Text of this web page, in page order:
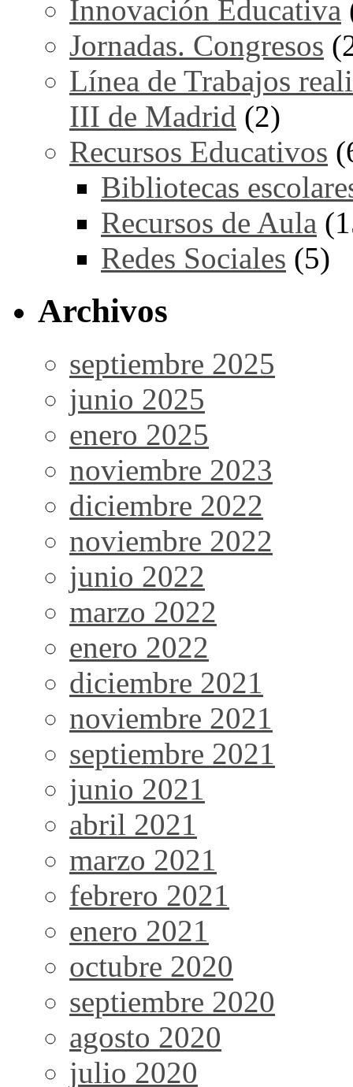
Innovación Educativa
Jornadas. Congresos
Línea de Trabajos
III de Madrid (2)
Recursos Educativos
Bibliotecas
Recursos de Aula
Redes Sociales (5)
Archivos
septiembre 2025
junio 2025
enero 2025
noviembre 2023
diciembre 2022
noviembre 2022
junio 2022
marzo 2022
enero 2022
diciembre 2021
noviembre 2021
septiembre 2021
junio 2021
abril 2021
marzo 2021
febrero 2021
enero 2021
octubre 2020
septiembre 2020
agosto 2020
julio 2020